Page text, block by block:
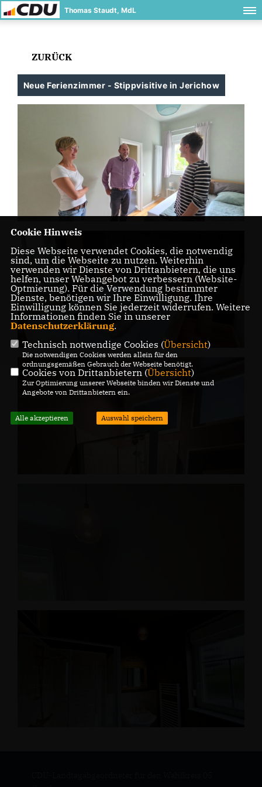
Thomas Staudt, MdL
ZURÜCK
Neue Ferienzimmer - Stippvisitive in Jerichow
Cookie Hinweis
Diese Webseite verwendet Cookies, die notwendig
sind, um die Webseite zu nutzen. Weiterhin
verwenden wir Dienste von Drittanbietern, die uns
helfen, unser Webangebot zu verbessern (Website-
Optmierung). Für die Verwendung bestimmter
Dienste, benötigen wir Ihre Einwilligung. Ihre
Einwilligung können Sie jederzeit widerrufen. Weitere
Informationen finden Sie in unserer
Datenschutzerklärung.
Technisch notwendige Cookies (Übersicht)
Die notwendigen Cookies werden allein für den
ordnungsgemäßen Gebrauch der Webseite benötigt.
Cookies von Drittanbietern (Übersicht)
Zur Optimierung unserer Webseite binden wir Dienste und
Angebote von Drittanbietern ein.
Alle akzeptieren Auswahl speichern